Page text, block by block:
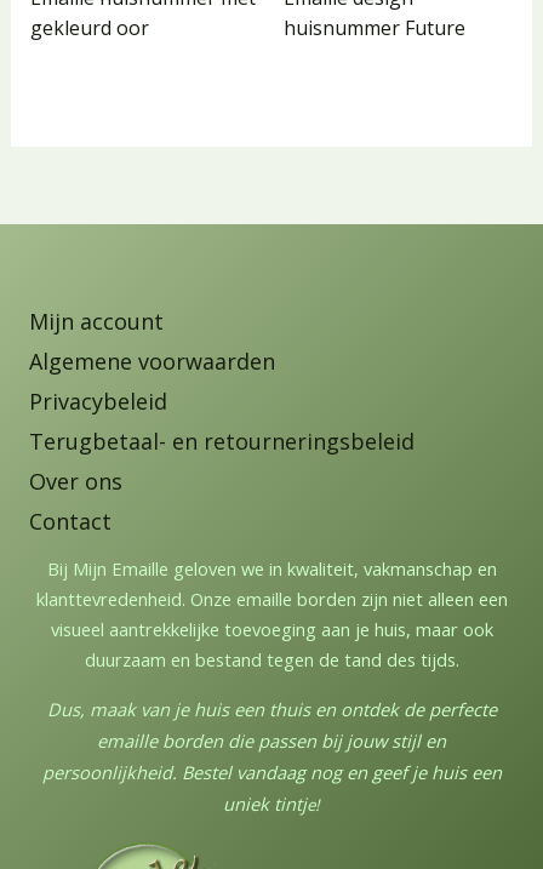
gekleurd oor
huisnummer Future
Mijn account
Algemene voorwaarden
Privacybeleid
Terugbetaal- en retourneringsbeleid
Over ons
Contact
Bij Mijn Emaille geloven we in kwaliteit, vakmanschap en
klanttevredenheid. Onze emaille borden zijn niet alleen een
visueel aantrekkelijke toevoeging aan je huis, maar ook
duurzaam en bestand tegen de tand des tijds.
Dus, maak van je huis een thuis en ontdek de perfecte
emaille borden die passen bij jouw stijl en
persoonlijkheid. Bestel vandaag nog en geef je huis een
uniek tintje!